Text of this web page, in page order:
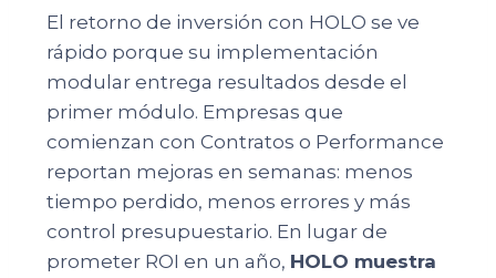
El retorno de inversión con HOLO se ve
rápido porque su implementación
modular entrega resultados desde el
primer módulo. Empresas que
comienzan con Contratos o Performance
reportan mejoras en semanas: menos
tiempo perdido, menos errores y más
control presupuestario. En lugar de
prometer ROI en un año, HOLO muestra